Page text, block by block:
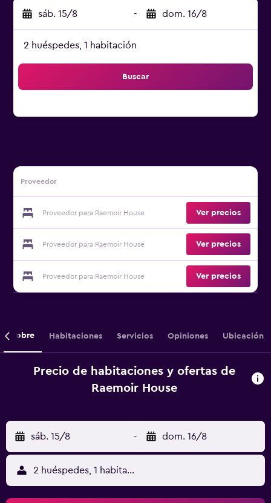
sáb. 15/8 - dom. 16/8
2 huéspedes, 1 habitación
Buscar
Proveedor
Proveedor para Raemoir House Ver precios
Proveedor para Raemoir House Ver precios
Proveedor para Raemoir House Ver precios
Sobre Habitaciones Servicios Opiniones Ubicación
Precio de habitaciones y ofertas de
Raemoir House
sáb. 15/8 - dom. 16/8
2 huéspedes, 1 habitación